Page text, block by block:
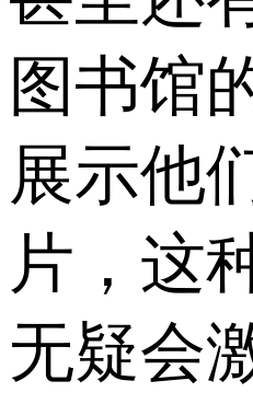
图书馆
展示他
片，这
无疑会